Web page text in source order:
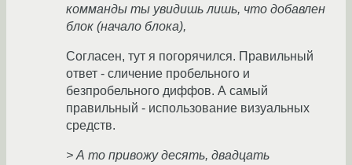
комманды ты увидишь лишь, что добавлен
блок (начало блока),
Согласен, тут я погорячился. Правильный
ответ - сличение пробельного и
безпробельного диффов. А самый
правильный - использование визуальных
средств.
> А то привожу десять, двадцать